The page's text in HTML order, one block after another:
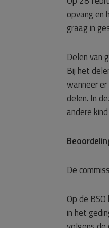
opvang en
graag in
Delen van
Bij het
wanneer
delen. In
andere
De
Op de
in het